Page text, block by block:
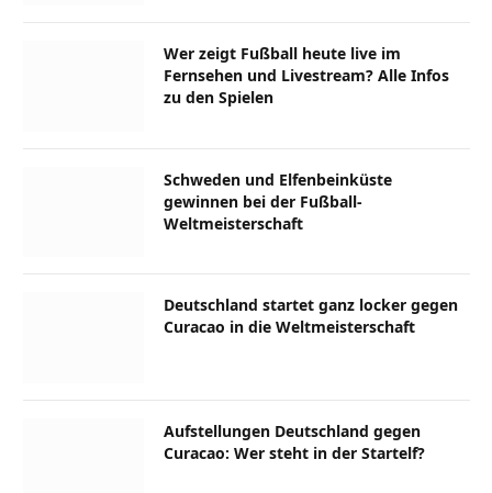
Wer zeigt Fußball heute live im
Fernsehen und Livestream? Alle Infos
zu den Spielen
Schweden und Elfenbeinküste
gewinnen bei der Fußball-
Weltmeisterschaft
Deutschland startet ganz locker gegen
Curacao in die Weltmeisterschaft
Aufstellungen Deutschland gegen
Curacao: Wer steht in der Startelf?